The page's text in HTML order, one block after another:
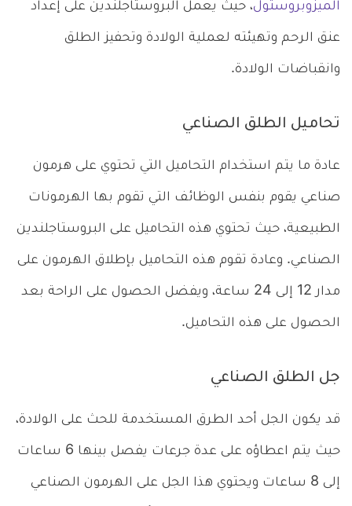
الميزوبروستول، حيث يعمل البروستاجلندين على إعداد
عنق الرحم وتهيئته لعملية الولادة وتحفيز الطلق
وانقباضات الولادة.
تحاميل الطلق الصناعي
عادة ما يتم استخدام التحاميل التي تحتوي على هرمون
صناعي يقوم بنفس الوظائف التي تقوم بها الهرمونات
الطبيعية، حيث تحتوي هذه التحاميل على البروستاجلندين
الصناعي. وعادة تقوم هذه التحاميل بإطلاق الهرمون على
مدار 12 إلى 24 ساعة، ويفضل الحصول على الراحة بعد
الحصول على هذه التحاميل.
جل الطلق الصناعي
قد يكون الجل أحد الطرق المستخدمة للحث على الولادة،
حيث يتم اعطاؤه على عدة جرعات يفصل بينها 6 ساعات
إلى 8 ساعات ويحتوي هذا الجل على الهرمون الصناعي